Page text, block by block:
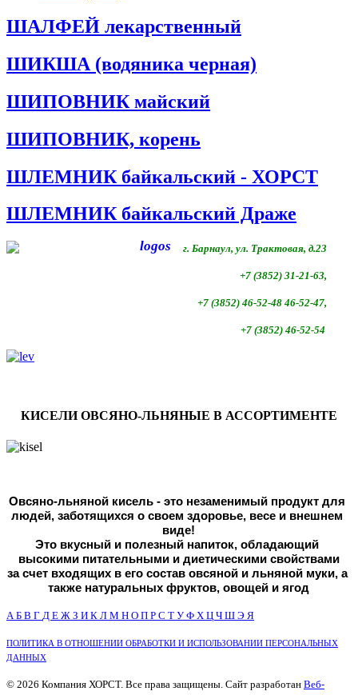
ШАЛФЕЙ лекарственный
ШИКША (водяника черная)
ШИПОВНИК майский
ШИПОВНИК, корень
ШЛЕМНИК байкальский - ХОРСТ
ШЛЕМНИК байкальский Драже
г. Барнаул, ул. Трактовая, д.23
+7 (3852) 31-21-63,
+7 (3852) 46-52-48 46-52-47,
+7 (3852) 46-52-54
КИСЕЛИ ОВСЯНО-ЛЬНЯНЫЕ В АССОРТИМЕНТЕ
Овсяно-льняной кисель - это незаменимый продукт для
людей, заботящихся о своем здоровье, весе и внешнем
виде!
Это вкусный и полезный напиток, обладающий
высокими питательными и диетическими свойствами
за счет входящих в его состав овсяной и льняной муки, а
также натуральных фруктов, овощей и ягод
АБ В Г Д Е Ж З И К Л М Н О П Р С Т У Ф Х Ц Ч Ш Э Я
ПОЛИТИКА В ОТНОШЕНИИ ОБРАБОТКИ И ИСПОЛЬЗОВАНИИ ПЕРСОНАЛЬНЫХ
ДАННЫХ
© 2026 Компания ХОРСТ. Все права защищены. Сайт разработан Веб-